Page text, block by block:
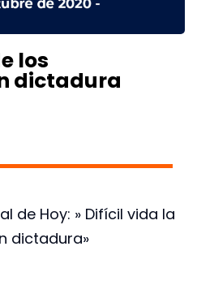
los
dictadura
de Hoy: » Difícil vida la
dictadura»